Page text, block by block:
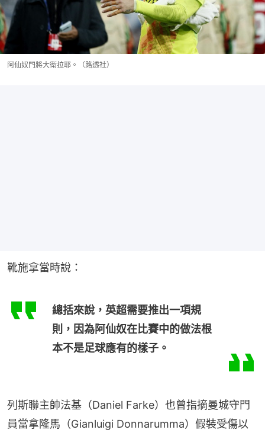
阿仙奴門將大衛拉耶。（路透社）
靴施拿當時說：
總括來說，英超需要推出一項規
則，因為阿仙奴在比賽中的做法根
本不是足球應有的樣子。
列斯聯主帥法基（Daniel Farke）也曾指摘曼城守門
員當拿隆馬（Gianluigi Donnarumma）假裝受傷以